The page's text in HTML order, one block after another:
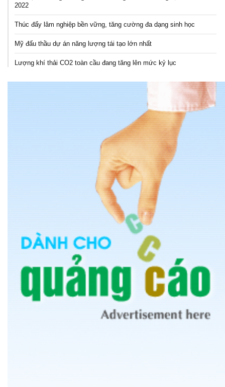
2022
Thúc đẩy lâm nghiệp bền vững, tăng cường đa dạng sinh học
Mỹ đấu thầu dự án năng lượng tái tạo lớn nhất
Lượng khí thải CO2 toàn cầu đang tăng lên mức kỷ lục